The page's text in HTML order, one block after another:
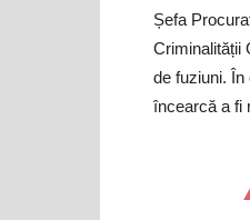
Șefa
Criminalității
de fuziuni.
încearcă a fi